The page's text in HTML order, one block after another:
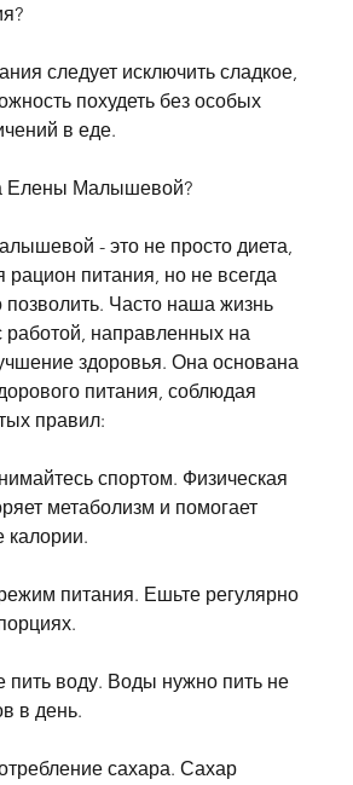
следует исключить сладкое,
похудеть без особых
в еде.
Елены Малышевой?
- это не просто диета,
рацион питания, но не всегда
Часто наша жизнь
работой, направленных на
здоровья. Она основана
питания, соблюдая
правил:
спортом. Физическая
метаболизм и помогает
калории.
питания. Ешьте регулярно
пить воду. Воды нужно пить не
в день.
сахара. Сахар